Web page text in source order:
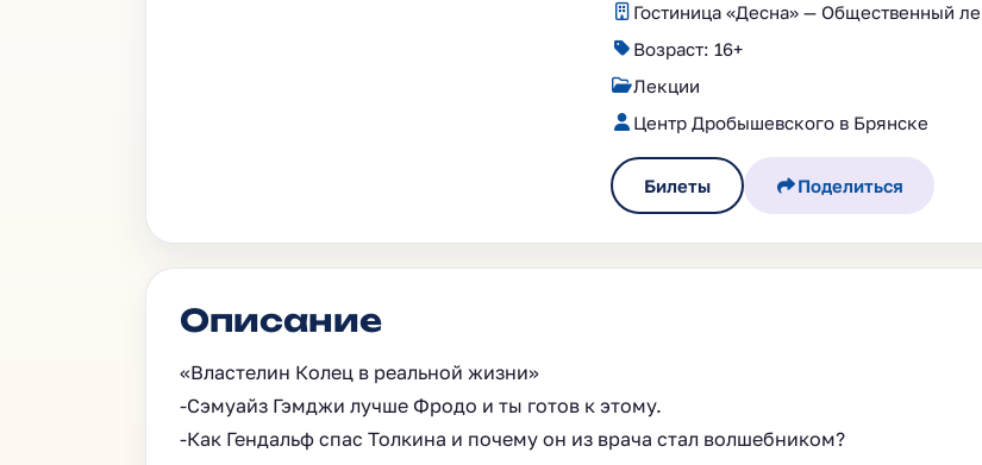
Гостиница «Десна» — Общественный
Возраст: 16+
Лекции
Центр Дробышевского в Брянске
Билеты Поделиться
Описание
«Властелин Колец в реальной жизни»
-Сэмуайз Гэмджи лучше Фродо и ты готов к этому.
-Как Гендальф спас Толкина и почему он из врача стал волшебником?